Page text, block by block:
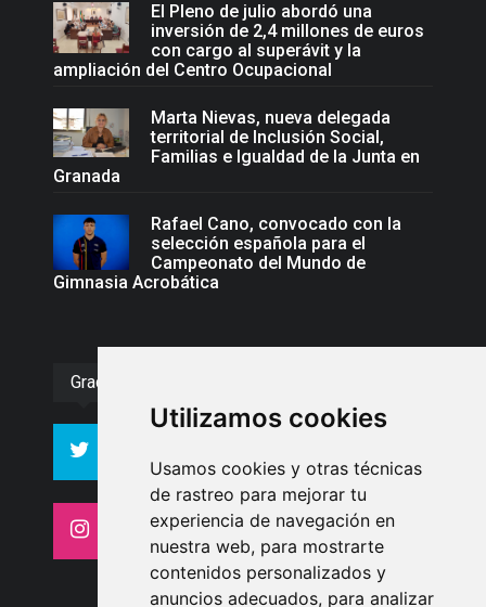
Utilizamos cookies
Usamos cookies y otras técnicas
de rastreo para mejorar tu
experiencia de navegación en
nuestra web, para mostrarte
contenidos personalizados y
anuncios adecuados, para analizar
El Pleno de julio abordó una
inversión de 2,4 millones de euros
con cargo al superávit y la
ampliación del Centro Ocupacional
Marta Nievas, nueva delegada
territorial de Inclusión Social,
Familias e Igualdad de la Junta en
Granada
Rafael Cano, convocado con la
selección española para el
Campeonato del Mundo de
Gimnasia Acrobática
Gracias :)
Seguidores
Seguidores
4413
Seguidores
26
Seguidores